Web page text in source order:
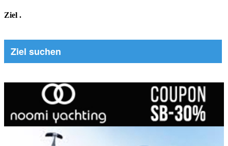
Ziel .